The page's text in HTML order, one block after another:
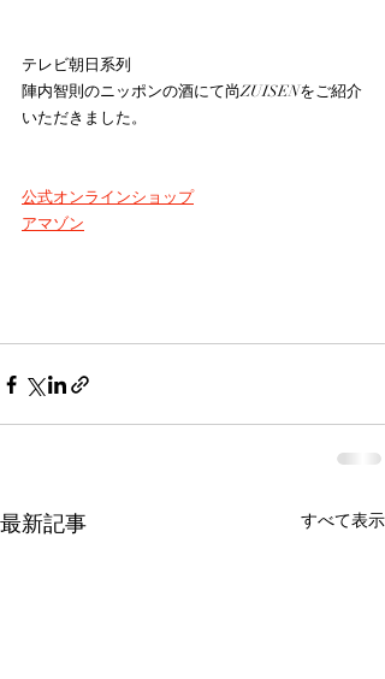
テレビ朝日系列
陣内智則のニッポンの酒にて尚ZUISENをご紹介
いただきました。
公式オンラインショップ
アマゾン
最新記事 すべて表示